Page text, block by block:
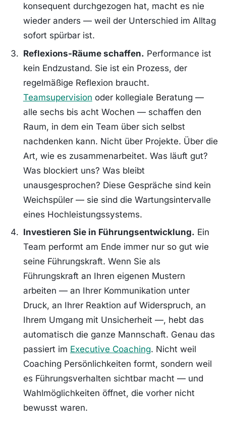
konsequent durchgezogen hat, macht es nie
wieder anders — weil der Unterschied im Alltag
sofort spürbar ist.
Reflexions-Räume schaffen. Performance ist
kein Endzustand. Sie ist ein Prozess, der
regelmäßige Reflexion braucht.
Teamsupervision oder kollegiale Beratung —
alle sechs bis acht Wochen — schaffen den
Raum, in dem ein Team über sich selbst
nachdenken kann. Nicht über Projekte. Über die
Art, wie es zusammenarbeitet. Was läuft gut?
Was blockiert uns? Was bleibt
unausgesprochen? Diese Gespräche sind kein
Weichspüler — sie sind die Wartungsintervalle
eines Hochleistungssystems.
Investieren Sie in Führungsentwicklung. Ein
Team performt am Ende immer nur so gut wie
seine Führungskraft. Wenn Sie als
Führungskraft an Ihren eigenen Mustern
arbeiten — an Ihrer Kommunikation unter
Druck, an Ihrer Reaktion auf Widerspruch, an
Ihrem Umgang mit Unsicherheit —, hebt das
automatisch die ganze Mannschaft. Genau das
passiert im Executive Coaching. Nicht weil
Coaching Persönlichkeiten formt, sondern weil
es Führungsverhalten sichtbar macht — und
Wahlmöglichkeiten öffnet, die vorher nicht
bewusst waren.